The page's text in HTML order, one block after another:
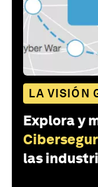
LA VISIÓN
Explora y
las